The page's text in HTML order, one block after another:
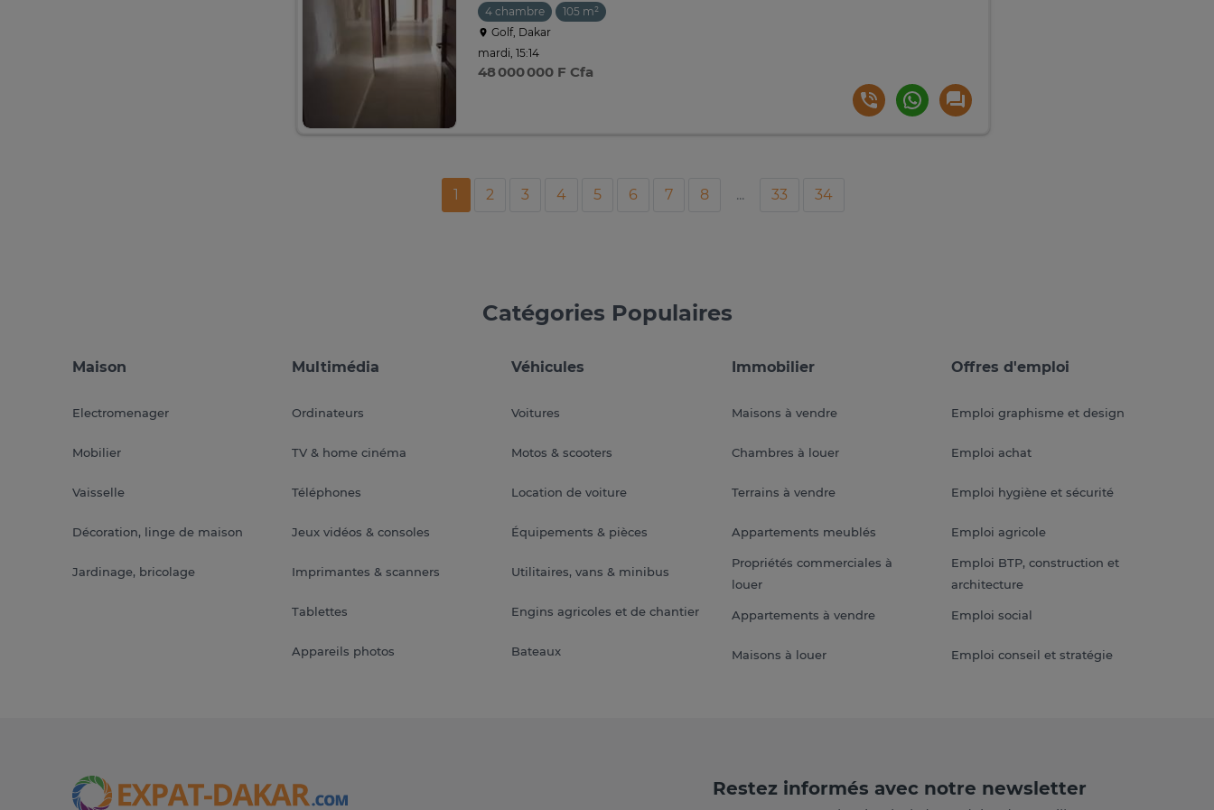
4 chambre
105 m²
Golf, Dakar
mardi, 15:14
48 000 000 F Cfa
1 2 3 4 5 6 7 8 ... 33 34
Catégories Populaires
Maison
Electromenager
Mobilier
Vaisselle
Décoration, linge de maison
Jardinage, bricolage
Multimédia
Ordinateurs
TV & home cinéma
Téléphones
Jeux vidéos & consoles
Imprimantes & scanners
Tablettes
Appareils photos
Véhicules
Voitures
Motos & scooters
Location de voiture
Équipements & pièces
Utilitaires, vans & minibus
Engins agricoles et de chantier
Bateaux
Immobilier
Maisons à vendre
Chambres à louer
Terrains à vendre
Appartements meublés
Propriétés commerciales à
louer
Appartements à vendre
Maisons à louer
Offres d'emploi
Emploi graphisme et design
Emploi achat
Emploi hygiène et sécurité
Emploi agricole
Emploi BTP, construction et
architecture
Emploi social
Emploi conseil et stratégie
Restez informés avec notre newsletter